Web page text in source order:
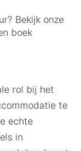
Bekijk onze
boek
rol bij het
te
echte
in